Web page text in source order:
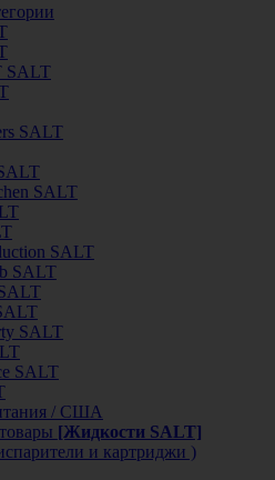
SALT
SALT
SALT
SALT
SALT
SALT
SALT
/ США
[Жидкости SALT]
и картриджи )